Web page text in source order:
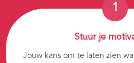
Stuur je
Jouw kans om te laten zien